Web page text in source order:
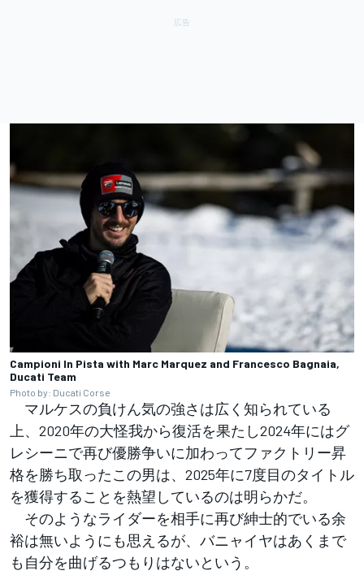
Campioni In Pista with Marc Marquez and Francesco Bagnaia,
Ducati Team
Photo by: Ducati Corse
マルケスの負けん気の強さは広く知られている
上、2020年の大怪我から復活を果たし2024年にはグ
レシーニで再び優勝争いに加わってファクトリー昇
格を勝ち取ったこの男は、2025年に7度目のタイトル
を獲得することを熱望しているのは明らかだ。
そのようなライダーを相手に再び紳士的でいる余
裕は無いようにも思えるが、バニャイヤはあくまで
も自分を曲げるつもりはないという。